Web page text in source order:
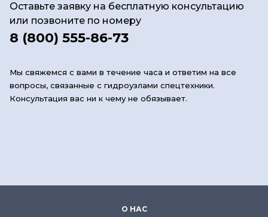
Оставьте заявку на бесплатную консультацию
или позвоните по номеру
8 (800) 555-86-73
Мы свяжемся с вами в течение часа и ответим на все
вопросы, связанные с гидроузлами спецтехники.
Консультация вас ни к чему не обязывает.
О НАС